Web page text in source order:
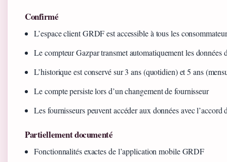
Confirmé
L’espace client GRDF est accessible à tous les
Le compteur Gazpar transmet automatiquement les données
L’historique est conservé sur 3 ans (quotidien) et 5 ans
Le compte persiste lors d’un changement de fournisseur
Les fournisseurs peuvent accéder aux données avec l’accord
Partiellement documenté
Fonctionnalités exactes de l’application mobile GRDF